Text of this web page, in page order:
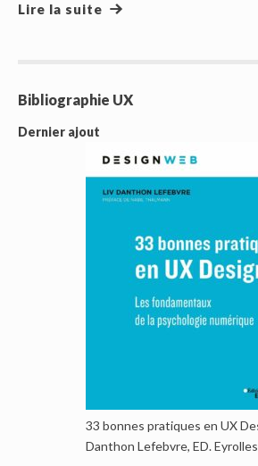
Lire la suite
Bibliographie UX
Dernier ajout
33 bonnes pratiques en UX
Danthon Lefebvre, ED. Eyrolles